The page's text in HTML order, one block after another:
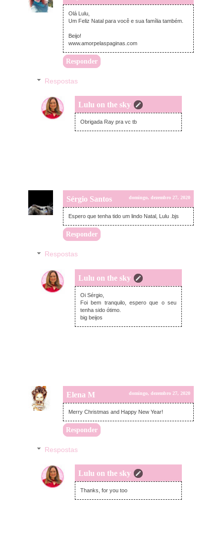
Olá Lulu,
Um Feliz Natal para você e sua família também.
Beijo!
www.amorpelaspaginas.com
Responder
Respostas
Lulu on the sky
segunda-feira, dezembro 28, 2020
Obrigada Ray pra vc tb
Sérgio Santos domingo, dezembro 27, 2020
Espero que tenha tido um lindo Natal, Lulu .bjs
Responder
Respostas
Lulu on the sky
segunda-feira, dezembro 28, 2020
Oi Sérgio,
Foi bem tranquilo, espero que o seu
tenha sido ótimo.
big beijos
Elena M domingo, dezembro 27, 2020
Merry Christmas and Happy New Year!
Responder
Respostas
Lulu on the sky
segunda-feira, dezembro 28, 2020
Thanks, for you too